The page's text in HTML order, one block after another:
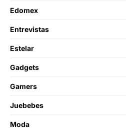
Edomex
Entrevistas
Estelar
Gadgets
Gamers
Juebebes
Moda